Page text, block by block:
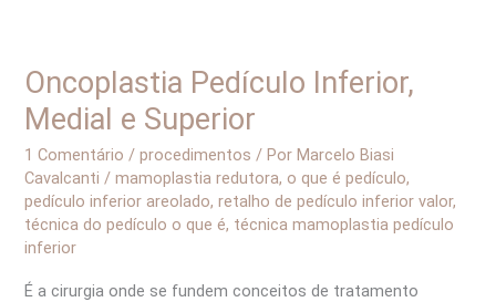
Oncoplastia Pedículo Inferior,
Medial e Superior
1 Comentário /procedimentos / PorMarcelo Biasi
Cavalcanti/mamoplastia redutora, o que é pedículo,
pedículo inferior areolado,retalho de pedículo inferior valor,
técnica do pedículo o que é, técnica mamoplastia pedículo
inferior
É a cirurgia onde se fundem conceitos de tratamento
Oncoplastia
Pedículo
Medial
e
Superior